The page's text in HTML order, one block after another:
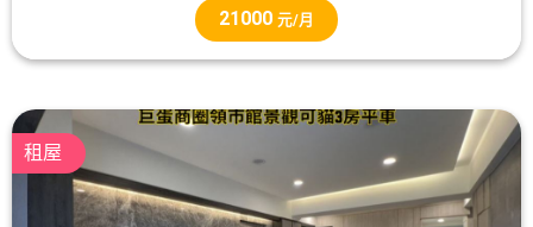
21000 元/月
租屋